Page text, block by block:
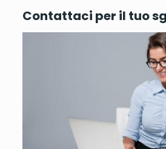
Contattaci per il tuo